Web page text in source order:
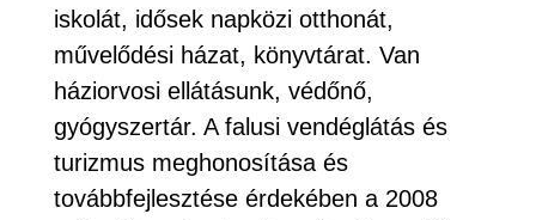
iskolát, idősek napközi otthonát,
művelődési házat, könyvtárat. Van
háziorvosi ellátásunk, védőnő,
gyógyszertár. A falusi vendéglátás és
turizmus meghonosítása és
továbbfejlesztése érdekében a 2008